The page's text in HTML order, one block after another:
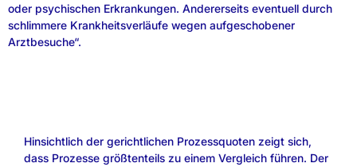
oder psychischen Erkrankungen. Andererseits eventuell durch
schlimmere Krankheitsverläufe wegen aufgeschobener
Arztbesuche“.
Hinsichtlich der gerichtlichen Prozessquoten zeigt sich,
dass Prozesse größtenteils zu einem Vergleich führen. Der